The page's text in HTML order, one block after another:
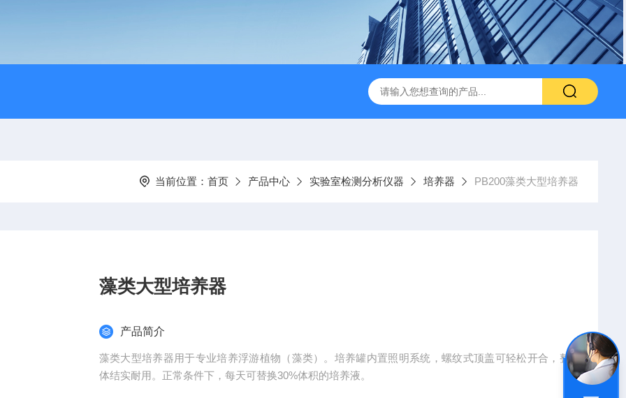
当前位置： 首页 产品中心 实验室检测分析仪器 培养器 PB200藻类大型培养器
藻类大型培养器
产品简介
藻类大型培养器用于专业培养浮游植物（藻类）。培养罐内置照明系统，螺纹式顶盖可轻松开合，整
体结实耐用。正常条件下，每天可替换30%体积的培养液。